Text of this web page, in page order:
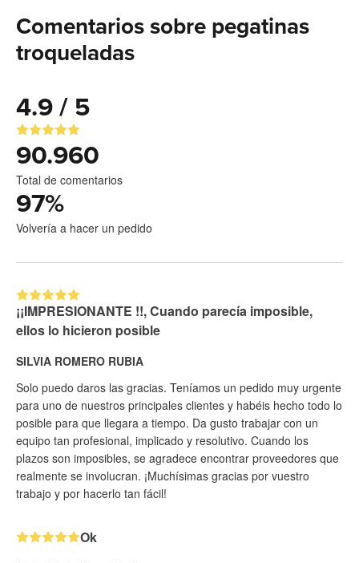
Comentarios sobre pegatinas
troqueladas
4.9 / 5
90.960
Total de comentarios
97%
Volvería a hacer un pedido
¡¡IMPRESIONANTE !!, Cuando parecía imposible,
ellos lo hicieron posible
SILVIA ROMERO RUBIA
Solo puedo daros las gracias. Teníamos un pedido muy urgente
para uno de nuestros principales clientes y habéis hecho todo lo
posible para que llegara a tiempo. Da gusto trabajar con un
equipo tan profesional, implicado y resolutivo. Cuando los
plazos son imposibles, se agradece encontrar proveedores que
realmente se involucran. ¡Muchísimas gracias por vuestro
trabajo y por hacerlo tan fácil!
Ok